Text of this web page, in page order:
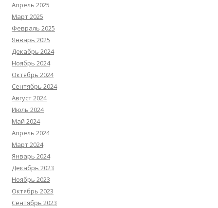
Апрель 2025
Март 2025
Февраль 2025
Январь 2025
Декабрь 2024
Ноябрь 2024
Октябрь 2024
Сентябрь 2024
Август 2024
Июль 2024
Май 2024
Апрель 2024
Март 2024
Январь 2024
Декабрь 2023
Ноябрь 2023
Октябрь 2023
Сентябрь 2023